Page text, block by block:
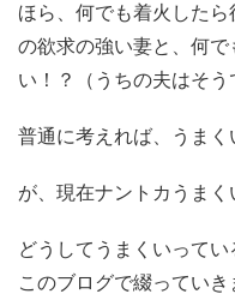
ほら、何でも着火した
の欲求の強い妻と、何
い！？（うちの夫はそう
普通に考えれば、うまく
が、現在ナントカうま
どうしてうまくいって
このブログで綴っていき